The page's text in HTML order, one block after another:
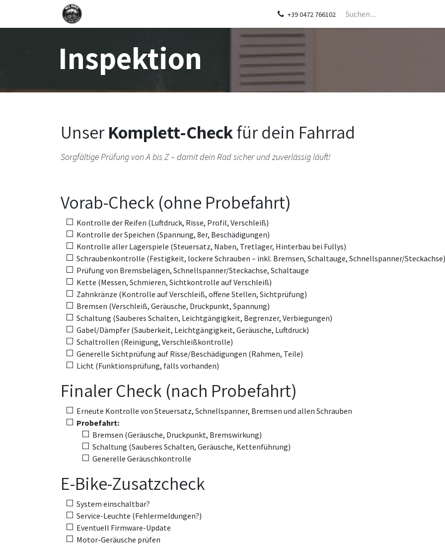
Zum Inhalt springen
+39 0472 766102
Inspektion
UnserKomplett-Checkfür dein Fahrrad
Sorgfältige Prüfung von A bis Z – damit dein Rad sicher und zuverlässig läuft!
Vorab-Check (ohne Probefahrt)
Kontrolle der Reifen (Luftdruck, Risse, Profil, Verschleiß)
Kontrolle der Speichen (Spannung, 8er, Beschädigungen)
Kontrolle aller Lagerspiele (Steuersatz, Naben, Tretlager, Hinterbau bei Fullys)
Schraubenkontrolle (Festigkeit, lockere Schrauben – inkl. Bremsen, Schaltauge, Schnellspanner/Steckachse)
Prüfung von Bremsbelägen, Schnellspanner/Steckachse, Schaltauge
Kette (Messen, Schmieren, Sichtkontrolle auf Verschleiß)
Zahnkränze (Kontrolle auf Verschleiß, offene Stellen, Sichtprüfung)
Bremsen (Verschleiß, Geräusche, Druckpunkt, Spannung)
Schaltung (Sauberes Schalten, Leichtgängigkeit, Begrenzer, Verbiegungen)
Gabel/Dämpfer (Sauberkeit, Leichtgängigkeit, Geräusche, Luftdruck)
Schaltrollen (Reinigung, Verschleißkontrolle)
Generelle Sichtprüfung auf Risse/Beschädigungen (Rahmen, Teile)
Licht (Funktionsprüfung, falls vorhanden)
Finaler Check (nach Probefahrt)
Erneute Kontrolle von Steuersatz, Schnellspanner, Bremsen und allen Schrauben
Probefahrt:
Bremsen (Geräusche, Druckpunkt, Bremswirkung)
Schaltung (Sauberes Schalten, Geräusche, Kettenführung)
Generelle Geräuschkontrolle
E-Bike-Zusatzcheck
System einschaltbar?
Service-Leuchte (Fehlermeldungen?)
Eventuell Firmware-Update
Motor-Geräusche prüfen